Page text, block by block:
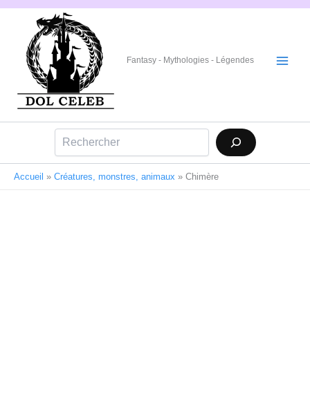
Aller
Fantasy - Mythologies - Légendes
Accueil » Créatures, monstres, animaux » Chimère